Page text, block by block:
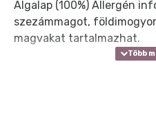
Algalap (100%) Allergén
szezámmagot,
magvakat tartalmazhat.